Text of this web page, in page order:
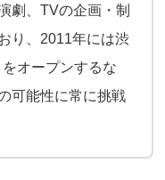
劇、TVの企画・制
り、2011年には渋
オープンするな
可能性に常に挑戦